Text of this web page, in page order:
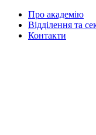
Про академію
Відділення та
Контакти